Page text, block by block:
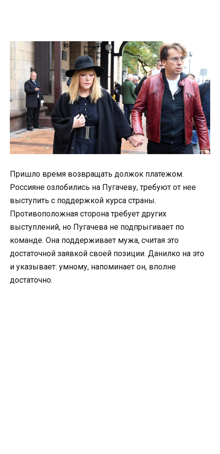
Пришло время возвращать должок платежом.
Россияне озлобились на Пугачеву, требуют от нее
выступить с поддержкой курса страны.
Противоположная сторона требует других
выступлений, но Пугачева не подпрыгивает по
команде. Она поддерживает мужа, считая это
достаточной заявкой своей позиции. Данилко на это
и указывает: умному, напоминает он, вполне
достаточно.